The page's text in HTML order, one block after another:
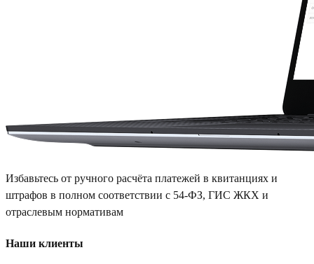
Избавьтесь от ручного расчёта платежей в квитанциях и
штрафов в полном соответствии с 54-ФЗ, ГИС ЖКХ и
отраслевым нормативам
Наши клиенты